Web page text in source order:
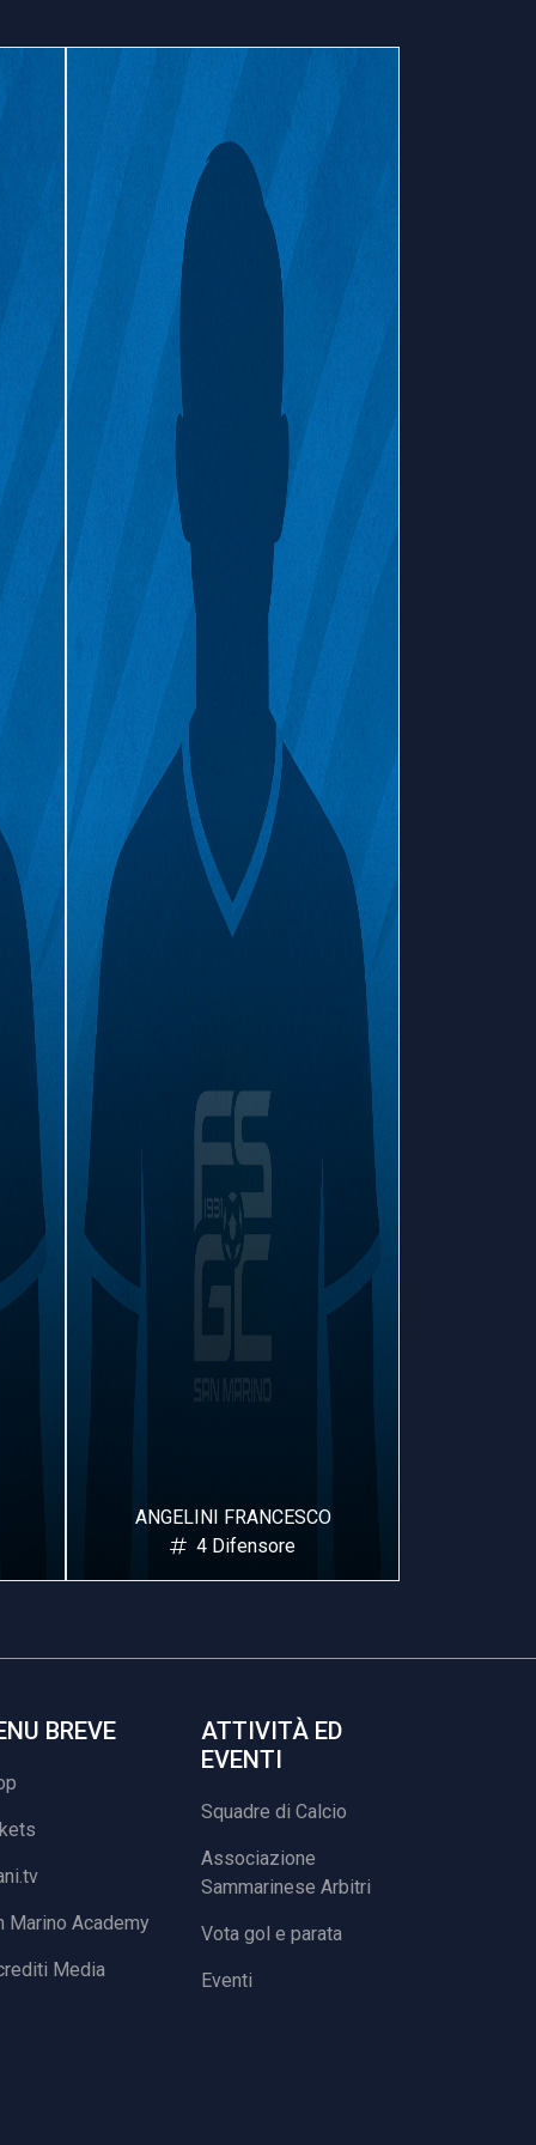
ANGELINI FRANCESCO
4 Difensore
BREVE
Marino Academy
Media
ATTIVITÀ ED
EVENTI
Squadre di Calcio
Associazione
Sammarinese Arbitri
Vota gol e parata
Eventi